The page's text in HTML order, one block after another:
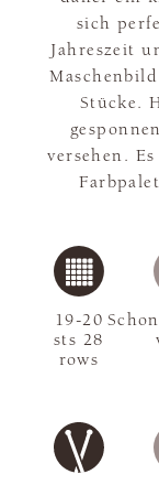
sich
Jahreszeit
Stücke.
versehen.
19-20
sts 28
rows